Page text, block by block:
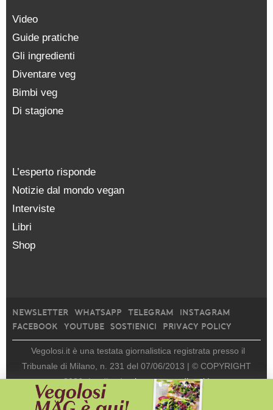
Video
Guide pratiche
Gli ingredienti
Diventare veg
Bimbi veg
Di stagione
L’esperto risponde
Notizie dal mondo vegan
Interviste
Libri
Shop
NEWSLETTER WHATSAPP TELEGRAM
INSTAGRAM
FACEBOOK
YOUTUBE SOSTIENICI PRIVACY POLICY
Vegolosi.it è una testata giornalistica registrata presso il
Tribunale di Milano, n. 231 del 07/06/2013 | © COPYRIGHT
2026 | edito da viceversa media srl |